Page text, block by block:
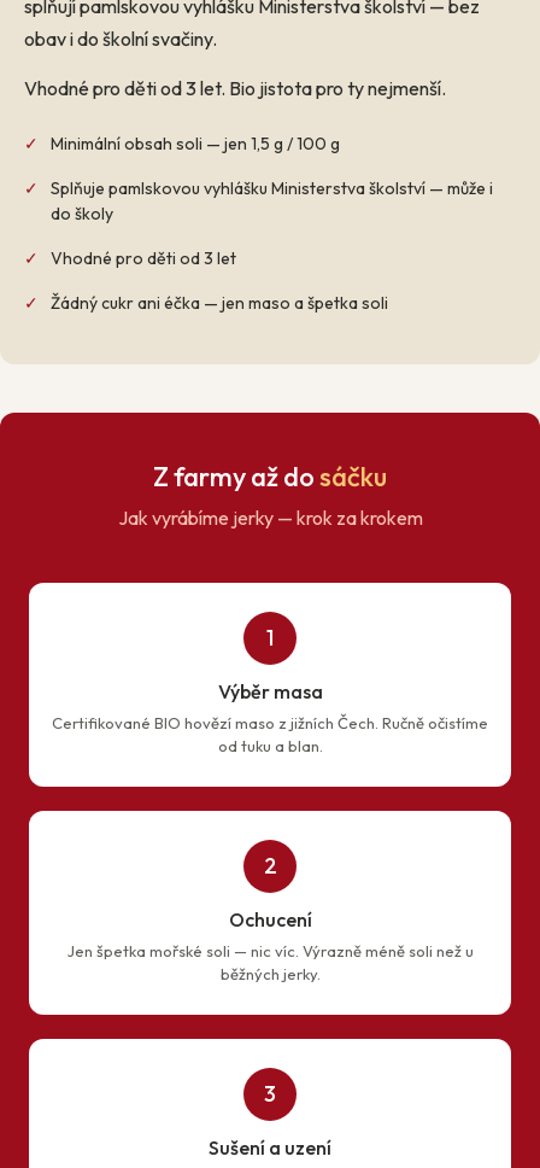
splňují pamlskovou vyhlášku Ministerstva školství — bez
obav i do školní svačiny.
Vhodné pro děti od 3 let. Bio jistota pro ty nejmenší.
✓ Minimální obsah soli — jen 1,5 g / 100 g
✓
Splňuje pamlskovou vyhlášku Ministerstva školství — může i
do školy
✓ Vhodné pro děti od 3 let
✓ Žádný cukr ani éčka — jen maso a špetka soli
Z farmy až dosáčku
Jak vyrábíme jerky — krok za krokem
1
Výběr masa
Certifikované BIO hovězí maso z jižních Čech. Ručně očistíme
od tuku a blan.
2
Ochucení
Jen špetka mořské soli — nic víc. Výrazně méně soli než u
běžných jerky.
3
Sušení a uzení